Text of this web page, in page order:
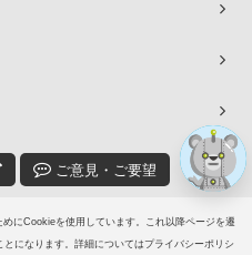
にCookieを使用しています。これ以降ページを遷
になります。詳細についてはプライバシーポリシ
ご意見・ご要望
イラストAC